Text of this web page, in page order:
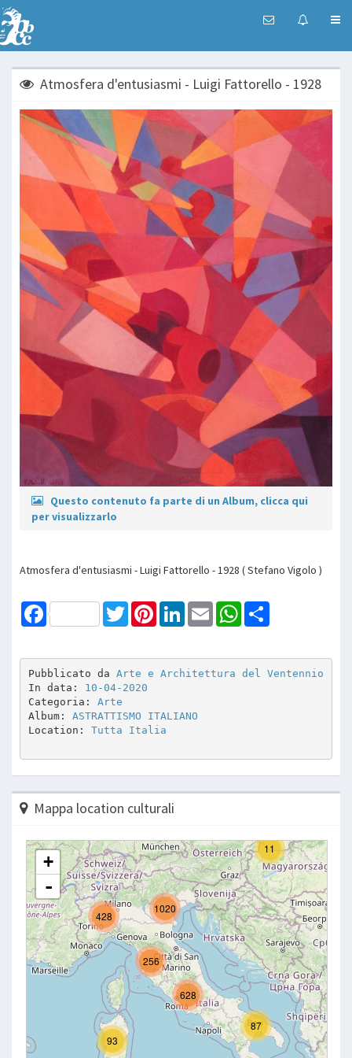
Atmosfera d'entusiasmi - Luigi Fattorello - 1928
Questo contenuto fa parte di un Album, clicca qui
per visualizzarlo
Atmosfera d'entusiasmi - Luigi Fattorello - 1928 ( Stefano Vigolo )
Facebook TwitterPinterestLinkedInEmail WhatsApp
Pubblicato da Arte e Architettura del Ventennio
In data: 10-04-2020
Categoria: Arte
Album: ASTRATTISMO ITALIANO
Location: Tutta Italia
Mappa location culturali